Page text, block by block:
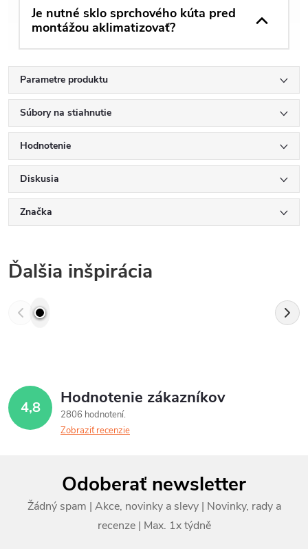
Je nutné sklo sprchového kúta pred
montážou aklimatizovať?
Parametre produktu
Súbory na stiahnutie
Hodnotenie
Diskusia
Značka
Ďalšia inšpirácia
4,8 Hodnotenie zákazníkov
2806 hodnotení
Zobraziť recenzie
Odoberať newsletter